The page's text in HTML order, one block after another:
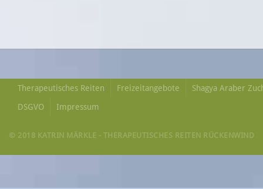
Therapeutisches Reiten Freizeitangebote
Shagya Araber
DSGVO
Impressum
© 2018 KATRIN MÄRKLE - THERAPEUTISCHES REITEN RÜCKENWIND